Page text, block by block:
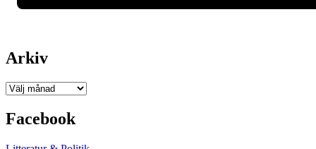
Arkiv
Arkiv
Facebook